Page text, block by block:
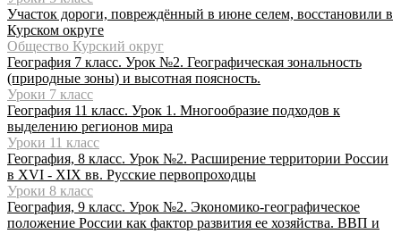
Участок дороги, повреждённый в июне селем, восстановили в
Курском округе
Общество Курский округ
География 7 класс. Урок №2. Географическая зональность
(природные зоны) и высотная поясность.
Уроки 7 класс
География 11 класс. Урок 1. Многообразие подходов к
выделению регионов мира
Уроки 11 класс
География, 8 класс. Урок №2. Расширение территории России
в XVI - XIX вв. Русские первопроходцы
Уроки 8 класс
География, 9 класс. Урок №2. Экономико-географическое
положение России как фактор развития ее хозяйства. ВВП и